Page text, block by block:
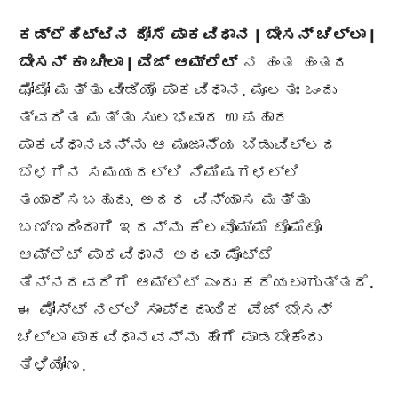
ಕಡ್ಲೆಹಿಟ್ಟಿನ ದೋಸೆ ಪಾಕವಿಧಾನ | ಬೇಸನ್ ಚಿಲ್ಲಾ |
ಬೇಸನ್ ಕಾ ಚೀಲಾ | ವೆಜ್ ಆಮ್ಲೆಟ್ನ ಹಂತ ಹಂತದ
ಫೋಟೋ ಮತ್ತು ವೀಡಿಯೊ ಪಾಕವಿಧಾನ. ಮೂಲತಃ ಒಂದು
ತ್ವರಿತ ಮತ್ತು ಸುಲಭವಾದ ಉಪಹಾರ
ಪಾಕವಿಧಾನವನ್ನು ಆ ಮುಂಜಾನೆಯ ಬಿಡುವಿಲ್ಲದ
ಬೆಳಗಿನ ಸಮಯದಲ್ಲಿ ನಿಮಿಷಗಳಲ್ಲಿ
ತಯಾರಿಸಬಹುದು. ಅದರ ವಿನ್ಯಾಸ ಮತ್ತು
ಬಣ್ಣದಿಂದಾಗಿ ಇದನ್ನು ಕೆಲವೊಮ್ಮೆ ಟೊಮೆಟೊ
ಆಮ್ಲೆಟ್ ಪಾಕವಿಧಾನ ಅಥವಾ ಮೊಟ್ಟೆ
ತಿನ್ನದವರಿಗೆ ಆಮ್ಲೆಟ್ ಎಂದು ಕರೆಯಲಾಗುತ್ತದೆ.
ಈ ಪೋಸ್ಟ್ ನಲ್ಲಿ ಸಾಂಪ್ರದಾಯಿಕ ವೆಜ್ ಬೇಸನ್
ಚಿಲ್ಲಾ ಪಾಕವಿಧಾನವನ್ನು ಹೇಗೆ ಮಾಡಬೇಕೆಂದು
ತಿಳಿಯೋಣ.